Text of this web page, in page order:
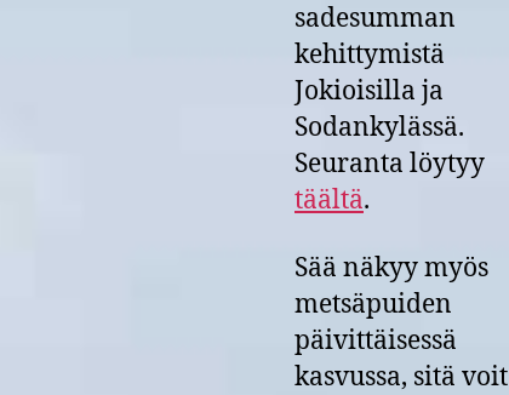
sadesumman
kehittymistä
Jokioisilla ja
Sodankylässä.
Seuranta löytyy
täältä.
Sää näkyy myös
metsäpuiden
päivittäisessä
kasvussa, sitä voit